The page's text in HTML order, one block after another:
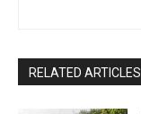
RELATED ARTICLES